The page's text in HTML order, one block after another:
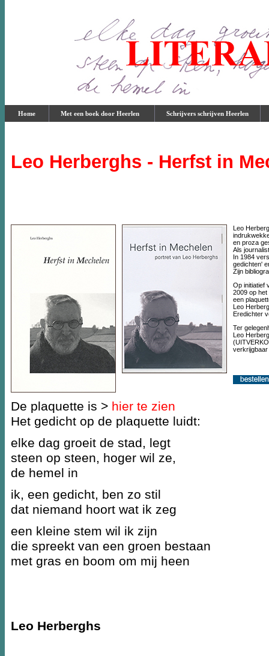
Home Met een boek door Heerlen Schrijvers schrijven Heerlen
Leo Herberghs - Herfst in
Leo
en proza
Als
In 1984
gedichten'
Zijn
Op initiatief
2009 op
een
Leo
Eredichter
Ter
Leo
verkrijgbaar
De plaquette is > hier te zien
Het gedicht op de plaquette luidt:
elke dag groeit de stad, legt
steen op steen, hoger wil ze,
de hemel in
ik, een gedicht, ben zo stil
dat niemand hoort wat ik zeg
een kleine stem wil ik zijn
die spreekt van een groen bestaan
met gras en boom om mij heen
Leo Herberghs